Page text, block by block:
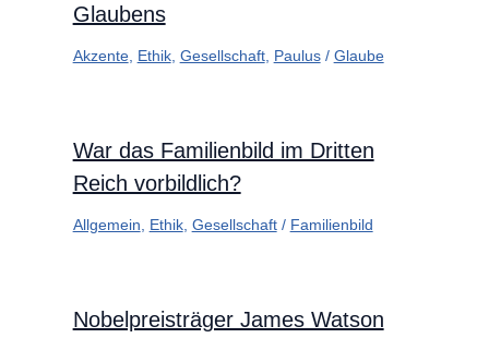
Glaubens
Akzente, Ethik, Gesellschaft, Paulus/ Glaube
War das Familienbild im Dritten
Reich vorbildlich?
Allgemein Ethik, Gesellschaft/ Familienbild
Nobelpreisträger James Watson